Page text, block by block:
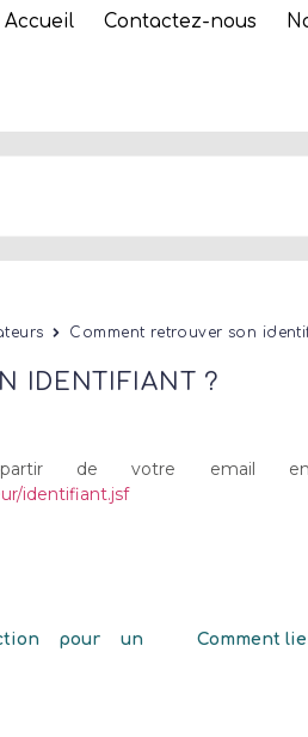
Accueil Contactez-nous
Comment retrouver son
IDENTIFIANT ?
partir de votre
identifiant.jsf
pour un
Comment